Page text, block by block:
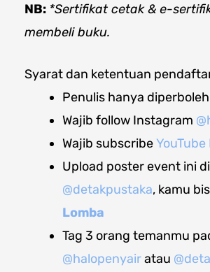
NB: *Sertifikat cetak & e-
membeli buku.
Syarat dan ketentuan
Penulis hanya
Wajib follow Instagram
Wajib subscribe
Upload poster event ini
@detakpustaka, kamu
Lomba
Tag 3 orang temanmu
@halopenyairatau